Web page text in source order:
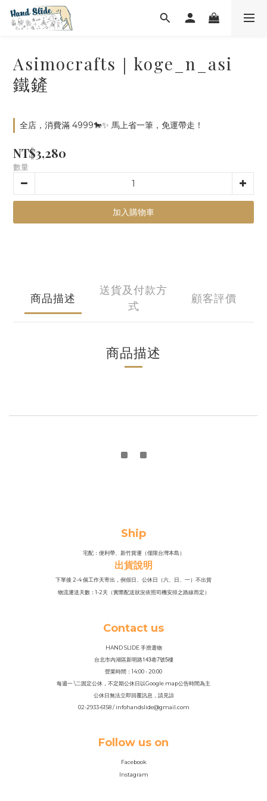
Asimocrafts｜koge_n_asi
鐵鏟
全店，消費滿 4999🐎✨ 馬上省一筆，免運帶走！
NT$3,280
數量
加入購物車
商品描述
送貨及付款方
式
顧客評價
商品描述
Ship
宅配：便利帶、新竹貨運（僅限台灣本島）
出貨說明
下單後 2-4 個工作天寄出，例假日、公休日（六、日、一）不出貨
物流運送天數：1-2天（實際配送狀況依照司機安排之路線而定）
Contact us
HAND SLIDE 手滑選物
台北市內湖區新明路143巷7號5樓
營業時間：14:00 - 20:00
每週一 \二固定公休，不定期公休日以Google map公告時間為主
公休日無法立即回覆訊息，請見諒
02-2933-6158 / infohandslide@gmail.com
Follow us on
Facebook
Instagram